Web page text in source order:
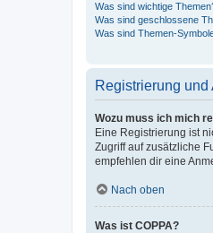
Was sind wichtige
Was sind geschlossene
Was sind Themen-
Registrierung und
Wozu muss ich mich
Eine Registrierung ist
Zugriff auf zusätzliche
empfehlen dir eine
Nach oben
Was ist COPPA?